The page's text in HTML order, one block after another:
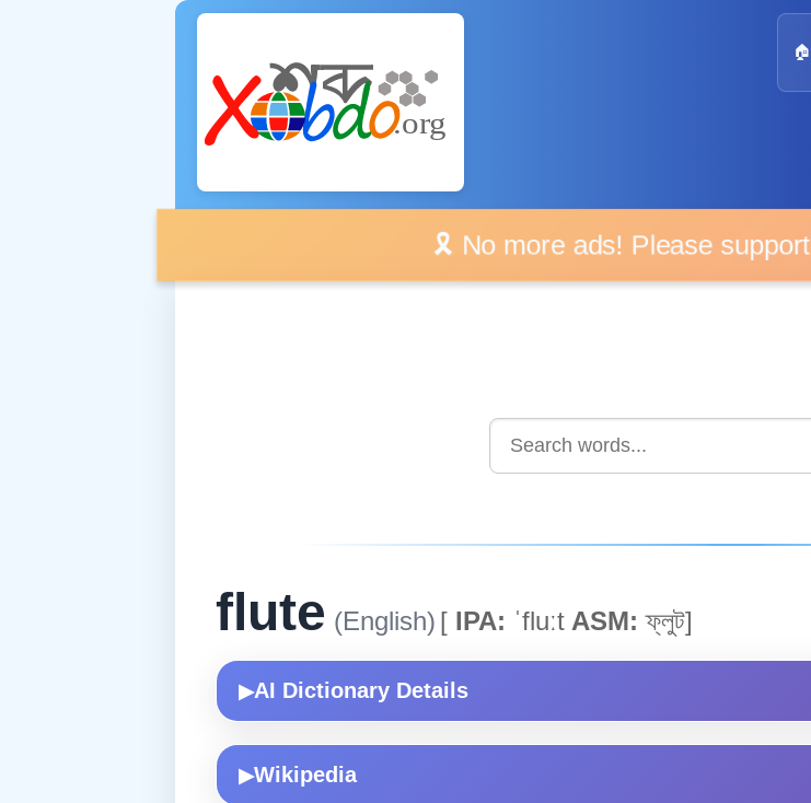
🏠
🎗️ No more ads! Please
flute (English) [ IPA: ˈfluːt ASM: ফ্লুট]
▶AI Dictionary Details
▶Wikipedia